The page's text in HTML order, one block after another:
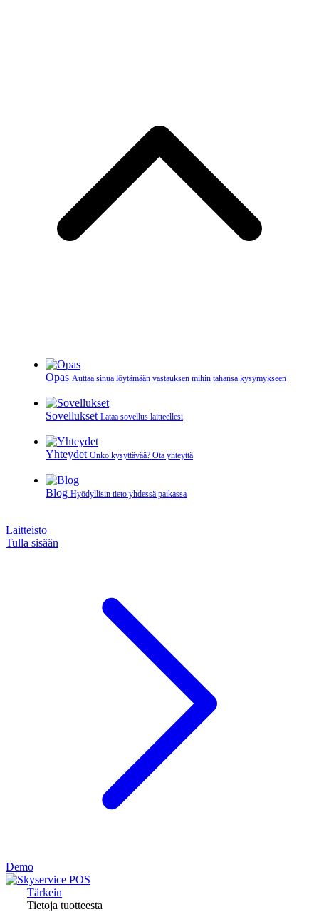
Opas Auttaa sinua löytämään vastauksen mihin tahansa kysymykseen
Sovellukset Lataa sovellus laitteellesi
Yhteydet Onko kysyttävää? Ota yhteyttä
Blog Hyödyllisin tieto yhdessä paikassa
Laitteisto
Tulla sisään
Demo
Tärkein
Tietoja tuotteesta